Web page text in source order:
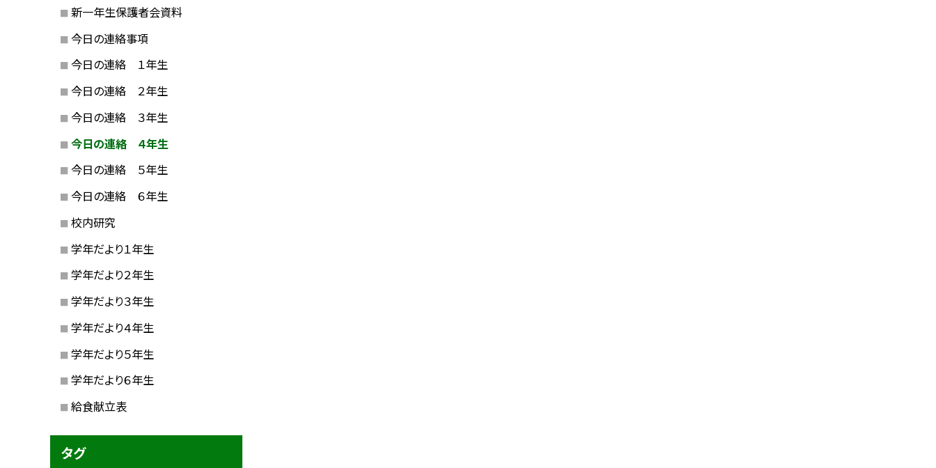
新一年生保護者会資料
今日の連絡事項
今日の連絡 １年生
今日の連絡 ２年生
今日の連絡 ３年生
今日の連絡 ４年生
今日の連絡 ５年生
今日の連絡 ６年生
校内研究
学年だより１年生
学年だより２年生
学年だより３年生
学年だより４年生
学年だより５年生
学年だより６年生
給食献立表
タグ